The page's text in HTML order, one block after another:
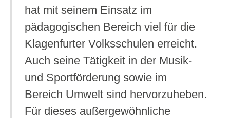
hat mit seinem Einsatz im
pädagogischen Bereich viel für die
Klagenfurter Volksschulen erreicht.
Auch seine Tätigkeit in der Musik-
und Sportförderung sowie im
Bereich Umwelt sind hervorzuheben.
Für dieses außergewöhnliche